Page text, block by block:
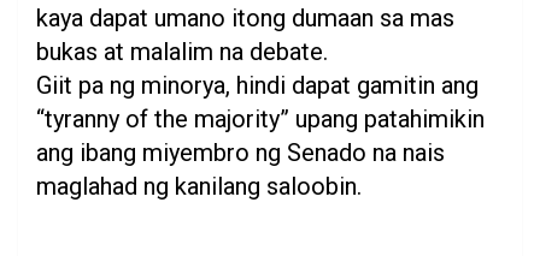
kaya dapat umano itong dumaan sa mas
bukas at malalim na debate.
Giit pa ng minorya, hindi dapat gamitin ang
“tyranny of the majority” upang patahimikin
ang ibang miyembro ng Senado na nais
maglahad ng kanilang saloobin.